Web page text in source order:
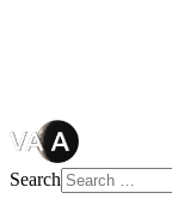
Search